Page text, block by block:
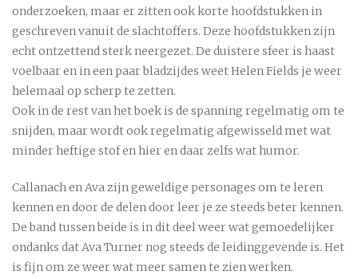
onderzoeken, maar er zitten ook korte hoofdstukken in
geschreven vanuit de slachtoffers. Deze hoofdstukken zijn
echt ontzettend sterk neergezet. De duistere sfeer is haast
voelbaar en in een paar bladzijdes weet Helen Fields je weer
helemaal op scherp te zetten.
Ook in de rest van het boek is de spanning regelmatig om te
snijden, maar wordt ook regelmatig afgewisseld met wat
minder heftige stof en hier en daar zelfs wat humor.
Callanach en Ava zijn geweldige personages om te leren
kennen en door de delen door leer je ze steeds beter kennen.
De band tussen beide is in dit deel weer wat gemoedelijker
ondanks dat Ava Turner nog steeds de leidinggevende is. Het
is fijn om ze weer wat meer samen te zien werken.